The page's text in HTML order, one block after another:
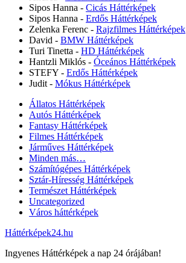
Sipos Hanna - Cicás Háttérképek
Sipos Hanna - Erdős Háttérképek
Zelenka Ferenc - Rajzfilmes Háttérképek
David - BMW Háttérképek
Turi Tinetta - HD Háttérképek
Hantzli Miklós - Óceános Háttérképek
STEFY - Erdős Háttérképek
Judit - Mókus Háttérképek
Állatos Háttérképek
Autós Háttérképek
Fantasy Háttérképek
Filmes Háttérképek
Járműves Háttérképek
Minden más…
Számítógépes Háttérképek
Sztár-Híresség Háttérképek
Természet Háttérképek
Uncategorized
Város háttérképek
Háttérképek24.hu
Ingyenes Háttérképek a nap 24 órájában!